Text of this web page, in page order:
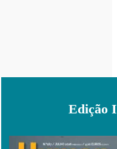
Edição